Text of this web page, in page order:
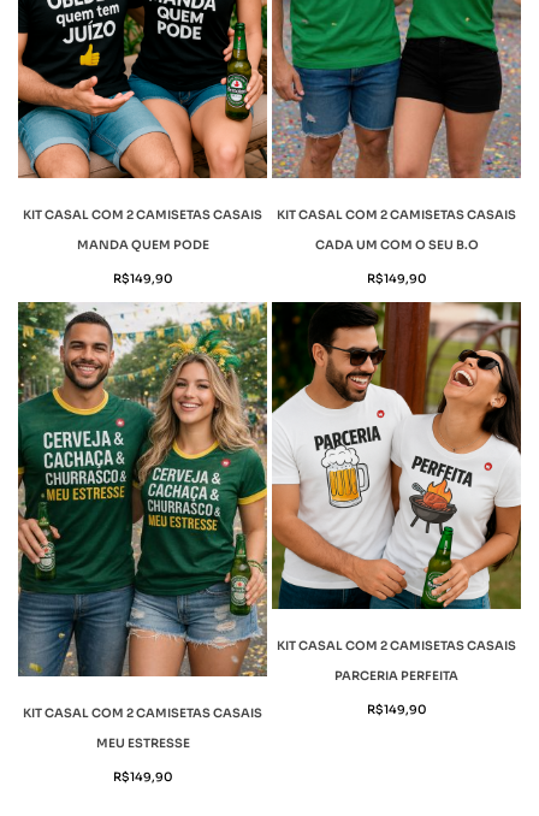
KIT CASAL COM 2 CAMISETAS CASAIS
MANDA QUEM PODE
R$149,90
KIT CASAL COM 2 CAMISETAS CASAIS
CADA UM COM O SEU B.O
R$149,90
KIT CASAL COM 2 CAMISETAS CASAIS
MEU ESTRESSE
R$149,90
KIT CASAL COM 2 CAMISETAS CASAIS
PARCERIA PERFEITA
R$149,90